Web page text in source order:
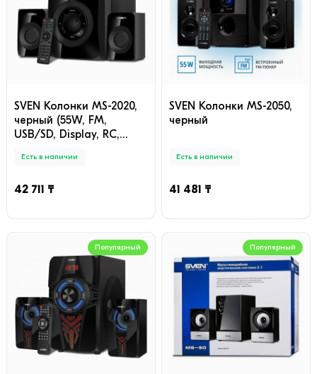
SVEN Колонки MS-2020,
черный (55W, FM,
USB/SD, Display, RC,
Есть в наличии
42 711 ₸
SVEN Колонки MS-2050,
черный
Есть в наличии
41 481 ₸
Популярный Популярный